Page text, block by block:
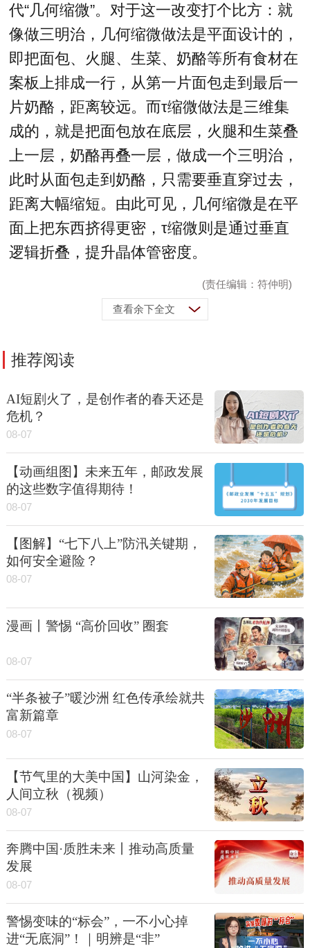
代“几何缩微”。对于这一改变打个比方：就
像做三明治，几何缩微做法是平面设计的，
即把面包、火腿、生菜、奶酪等所有食材在
案板上排成一行，从第一片面包走到最后一
片奶酪，距离较远。而τ缩微做法是三维集
成的，就是把面包放在底层，火腿和生菜叠
上一层，奶酪再叠一层，做成一个三明治，
此时从面包走到奶酪，只需要垂直穿过去，
距离大幅缩短。由此可见，几何缩微是在平
面上把东西挤得更密，τ缩微则是通过垂直
逻辑折叠，提升晶体管密度。
(责任编辑：符仲明)
查看余下全文
推荐阅读
AI短剧火了，是创作者的春天还是
危机？
08-07
【动画组图】未来五年，邮政发展
的这些数字值得期待！
08-07
【图解】“七下八上”防汛关键期，
如何安全避险？
08-07
漫画丨警惕 “高价回收” 圈套
08-07
“半条被子”暖沙洲 红色传承绘就共
富新篇章
08-07
【节气里的大美中国】山河染金，
人间立秋（视频）
08-07
奔腾中国·质胜未来丨推动高质量
发展
08-07
警惕变味的“标会”，一不小心掉
进“无底洞”！｜明辨是“非”